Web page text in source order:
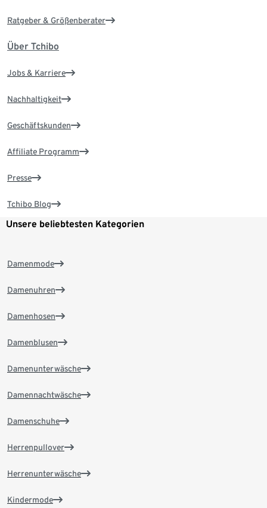
Ratgeber & Größenberater
Über Tchibo
Jobs & Karriere
Nachhaltigkeit
Geschäftskunden
Affiliate Programm
Presse
Tchibo Blog
Unsere beliebtesten Kategorien
Damenmode
Damenuhren
Damenhosen
Damenblusen
Damenunterwäsche
Damennachtwäsche
Damenschuhe
Herrenpullover
Herrenunterwäsche
Kindermode